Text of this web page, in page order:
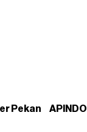
Pekan APINDO